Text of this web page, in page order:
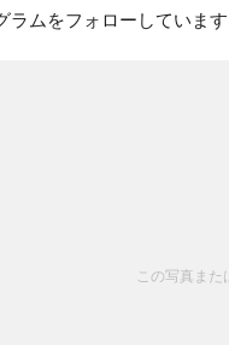
ラムをフォローしていま
この写真ま